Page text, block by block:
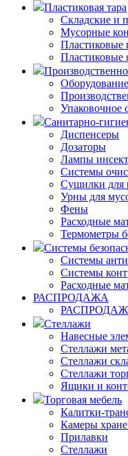
Пластиковая тара
Складские и
Мусорные
Пластиковые
Пластиковые
Упаковочное
Санитарно-
Диспенсеры
Дозаторы
Лампы
Системы
Сушилки для
Урны для
Фены
Расходные
Термометры
Системы
Системы
Системы
Расходные
РАСПРОДАЖА
Стеллажи
Навесные
Стеллажи
Стеллажи
Стеллажи
Ящики и
Торговая мебель
Калитки-
Камеры
Прилавки
Стеллажи